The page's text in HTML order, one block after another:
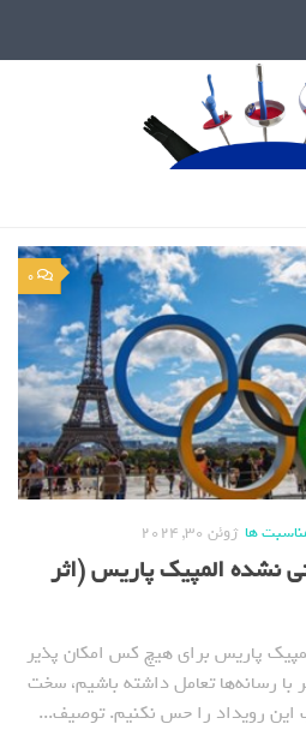
0
ها ژوئن 30, 2024
نشده المپیک پاریس (اثر
پاریس برای هیچ کس امکان پذیر
رسانه‌ها تعامل داشته باشیم، سخت
رویداد را حس نکنیم. توصیف...